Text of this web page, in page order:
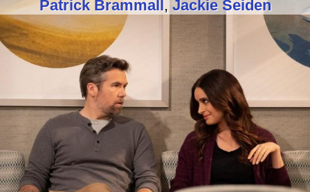
Patrick Brammall , Jackie Seiden